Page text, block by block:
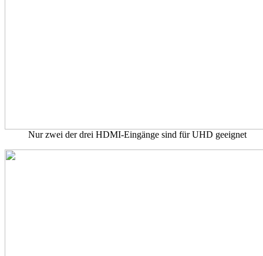
Nur zwei der drei HDMI-Eingänge sind für UHD geeignet